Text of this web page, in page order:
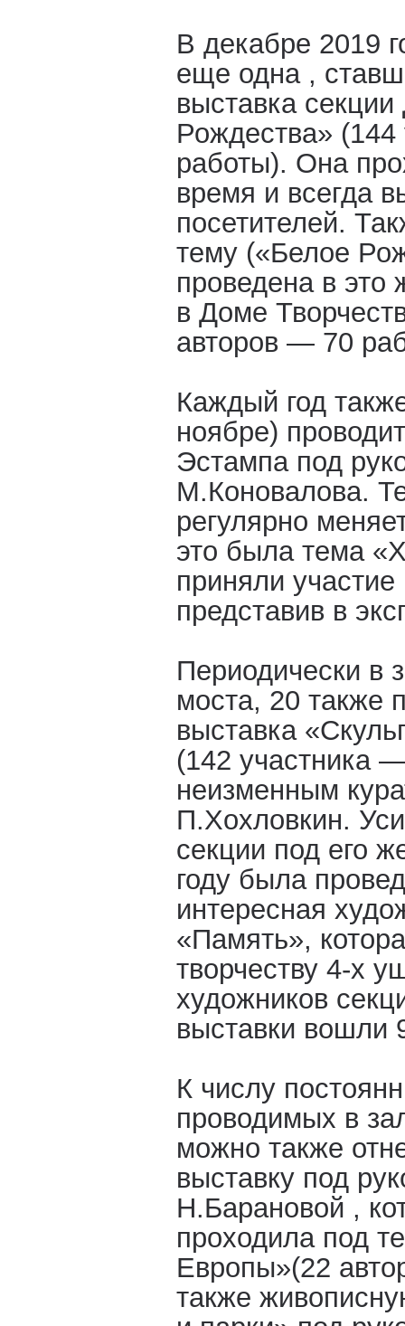
В декабре 2019
еще одна ,
выставка
Рождества»
работы). Она
время и всегда
посетителей.
тему («Белое
проведена в
в Доме
авторов — 70
Каждый год
ноябре)
Эстампа под
М.Коновалова.
регулярно
это была тема
приняли
представив в
Периодически в
моста, 20 также
выставка
(142 участника
неизменным
П.Хохловкин.
секции под его
году была
интересная
«Память»,
творчеству 4-х
художников
выставки вошли
К числу
проводимых в
можно также
выставку под
Н.Барановой ,
проходила под
Европы»(22
также